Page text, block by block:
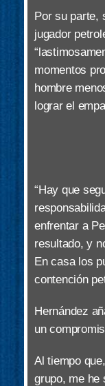
Por su parte,
jugador
momentos
hombre
lograr el
“Hay que
enfrentar a
resultado, y
En casa los
contención
Hernández
un
Al tiempo
grupo, me he